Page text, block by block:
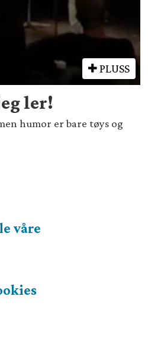
PLUSS
ler!
humor er bare tøys og
våre